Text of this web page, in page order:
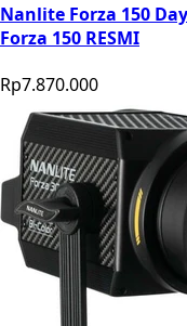
Nanlite Forza 150
Forza 150 RESMI
Rp7.870.000